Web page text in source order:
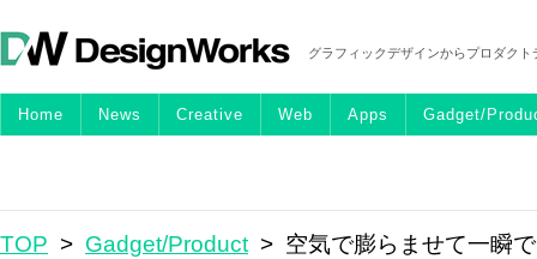
グラフィックデザインからプロダク
Home News Creative Web Apps Gadget/
TOP > Gadget/Product > 空気で膨らませて一瞬